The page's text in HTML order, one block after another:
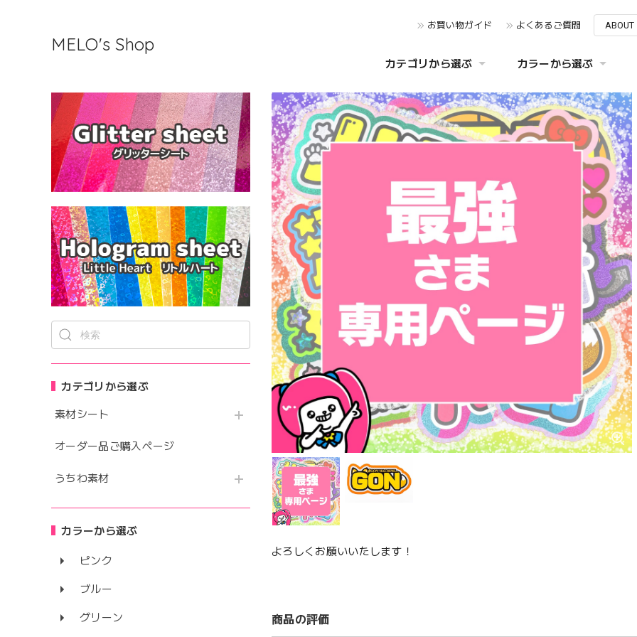
MELO's Shop
お買い物ガイド よくあるご質問 ABOUT
カテゴリから選ぶ カラーから選ぶ
カテゴリから選ぶ
素材シート
オーダー品ご購入ページ
うちわ素材
カラーから選ぶ
ピンク
ブルー
グリーン
よろしくお願いいたします！
商品の評価